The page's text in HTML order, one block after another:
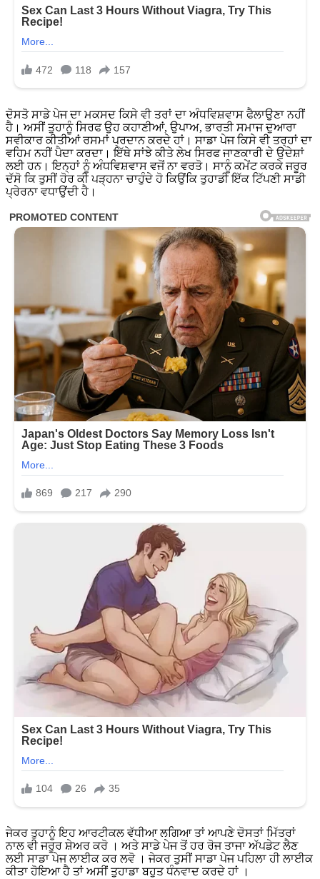
ਦੋਸਤੋ ਸਾਡੇ ਪੇਜ ਦਾ ਮਕਸਦ ਕਿਸੇ ਵੀ ਤਰਾਂ ਦਾ ਅੰਧਵਿਸ਼ਵਾਸ ਫੈਲਾਉਣਾ ਨਹੀਂ
ਹੈ। ਅਸੀਂ ਤੁਹਾਨੂੰ ਸਿਰਫ ਉਹ ਕਹਾਣੀਆਂ, ਉਪਾਅ, ਭਾਰਤੀ ਸਮਾਜ ਦੁਆਰਾ
ਸਵੀਕਾਰ ਕੀਤੀਆਂ ਰਸਮਾਂ ਪ੍ਰਦਾਨ ਕਰਦੇ ਹਾਂ। ਸਾਡਾ ਪੇਜ ਕਿਸੇ ਵੀ ਤਰ੍ਹਾਂ ਦਾ
ਵਹਿਮ ਨਹੀਂ ਪੈਦਾ ਕਰਦਾ। ਇੱਥੇ ਸਾਂਝੇ ਕੀਤੇ ਲੇਖ ਸਿਰਫ ਜਾਣਕਾਰੀ ਦੇ ਉਦੇਸ਼ਾਂ
ਲਈ ਹਨ। ਇਨ੍ਹਾਂ ਨੂੰ ਅੰਧਵਿਸ਼ਵਾਸ ਵਜੋਂ ਨਾ ਵਰਤੋ। ਸਾਨੂੰ ਕਮੇਂਟ ਕਰਕੇ ਜਰੂਰ
ਦੱਸੋ ਕਿ ਤੁਸੀਂ ਹੋਰ ਕੀ ਪੜ੍ਹਨਾ ਚਾਹੁੰਦੇ ਹੋ ਕਿਉਂਕਿ ਤੁਹਾਡੀ ਇੱਕ ਟਿੱਪਣੀ ਸਾਡੀ
ਪ੍ਰੇਰਨਾ ਵਧਾਉਂਦੀ ਹੈ।
ਜੇਕਰ ਤੁਹਾਨੂੰ ਇਹ ਆਰਟੀਕਲ ਵੱਧੀਆ ਲਗਿਆ ਤਾਂ ਆਪਣੇ ਦੋਸਤਾਂ ਮਿੱਤਰਾਂ
ਨਾਲ ਵੀ ਜਰੂਰ ਸ਼ੇਅਰ ਕਰੋ । ਅਤੇ ਸਾਡੇ ਪੇਜ ਤੋਂ ਹਰ ਰੋਜ ਤਾਜਾ ਅੱਪਡੇਟ ਲੈਣ
ਲਈ ਸਾਡਾ ਪੇਜ ਲਾਈਕ ਕਰ ਲਵੋ । ਜੇਕਰ ਤੁਸੀਂ ਸਾਡਾ ਪੇਜ ਪਹਿਲਾ ਹੀ ਲਾਈਕ
ਕੀਤਾ ਹੋਇਆ ਹੈ ਤਾਂ ਅਸੀਂ ਤੁਹਾਡਾ ਬਹੁਤ ਧੰਨਵਾਦ ਕਰਦੇ ਹਾਂ ।